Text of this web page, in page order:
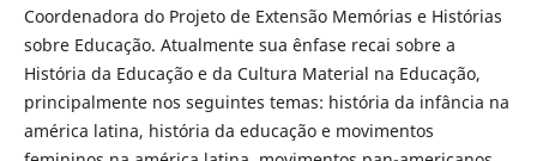
Coordenadora do Projeto de Extensão Memórias e Histórias
sobre Educação. Atualmente sua ênfase recai sobre a
História da Educação e da Cultura Material na Educação,
principalmente nos seguintes temas: história da infância na
américa latina, história da educação e movimentos